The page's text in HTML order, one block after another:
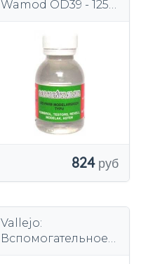
Wamod OD39 - 125
824
Vallejo:
Вспомогательное